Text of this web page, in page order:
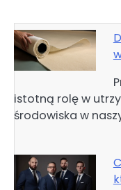
istotną rolę w
środowiska w